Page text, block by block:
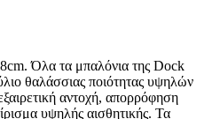
Όλα τα μπαλόνια της Dock
θαλάσσιας ποιότητας υψηλών
αντοχή, απορρόφηση
υψηλής αισθητικής. Τα